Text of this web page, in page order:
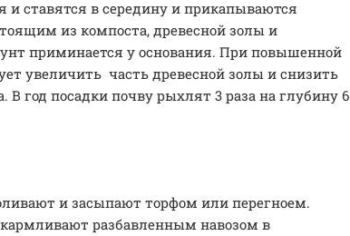
и ставятся в середину и прикапываются
из компоста, древесной золы и
приминается у основания. При повышенной
увеличить часть древесной золы и снизить
В год посадки почву рыхлят 3 раза на глубину 6
и засыпают торфом или перегноем.
разбавленным навозом в